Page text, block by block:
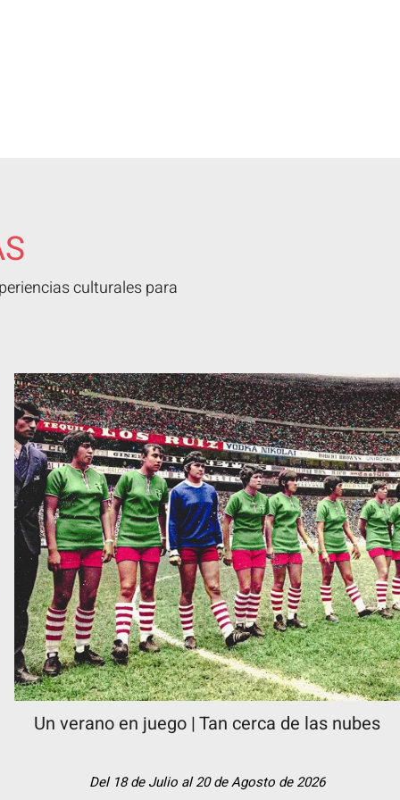
culturales para
Un verano en juego | Tan cerca de las nubes
Del 18 de Julio al 20 de Agosto de 2026